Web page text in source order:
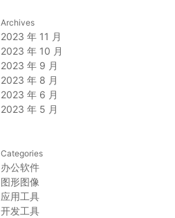
Archives
2023 年 11 月
2023 年 10 月
2023 年 9 月
2023 年 8 月
2023 年 6 月
2023 年 5 月
Categories
办公软件
图形图像
应用工具
开发工具